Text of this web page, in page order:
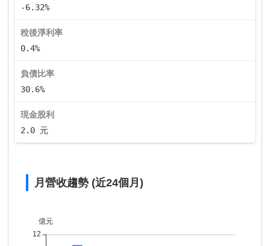
-6.32%
稅後淨利率
0.4%
負債比率
30.6%
現金股利
2.0 元
月營收趨勢 (近24個月)